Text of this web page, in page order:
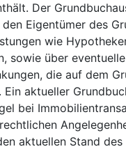
Der
Eigentümer des
wie
sowie über
die auf dem
Ein aktueller
bei
aktuellen Stand des